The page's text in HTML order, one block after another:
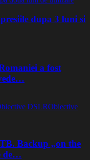
dupa 3 luni si
a fost
DSLRObiective
Backup „on the
de…